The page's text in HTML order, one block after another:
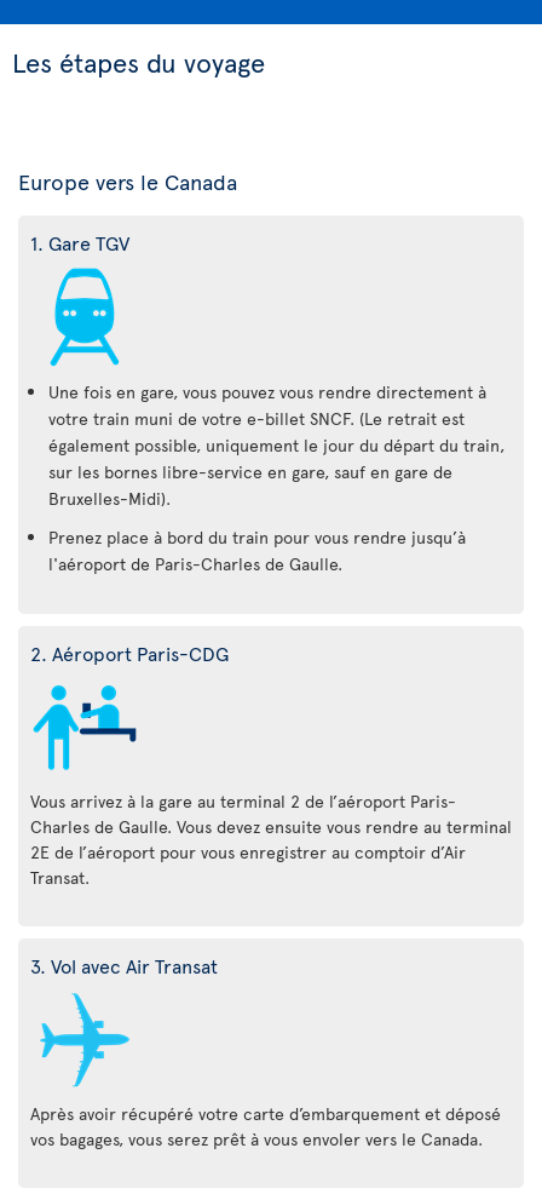
Les étapes du voyage
Europe vers le Canada
1. Gare TGV
Une fois en gare, vous pouvez vous rendre directement à
votre train muni de votre e-billet SNCF. (Le retrait est
également possible, uniquement le jour du départ du train,
sur les bornes libre-service en gare, sauf en gare de
Bruxelles-Midi).
Prenez place à bord du train pour vous rendre jusqu’à
l'aéroport de Paris-Charles de Gaulle.
2. Aéroport Paris-CDG
Vous arrivez à la gare au terminal 2 de l’aéroport Paris-
Charles de Gaulle. Vous devez ensuite vous rendre au terminal
2E de l’aéroport pour vous enregistrer au comptoir d’Air
Transat.
3. Vol avec Air Transat
Après avoir récupéré votre carte d’embarquement et déposé
vos bagages, vous serez prêt à vous envoler vers le Canada.